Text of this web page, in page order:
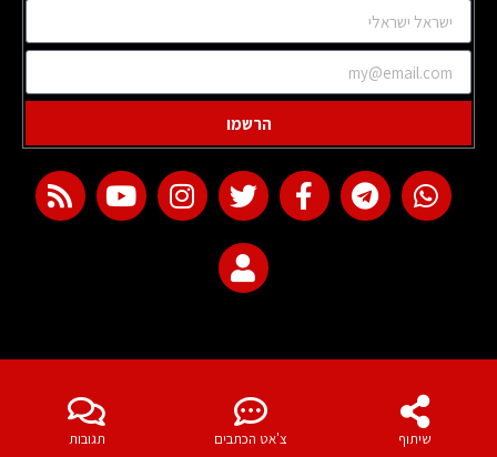
שיתוף צ'אט הכתבים תגובות
הרשמו
web development